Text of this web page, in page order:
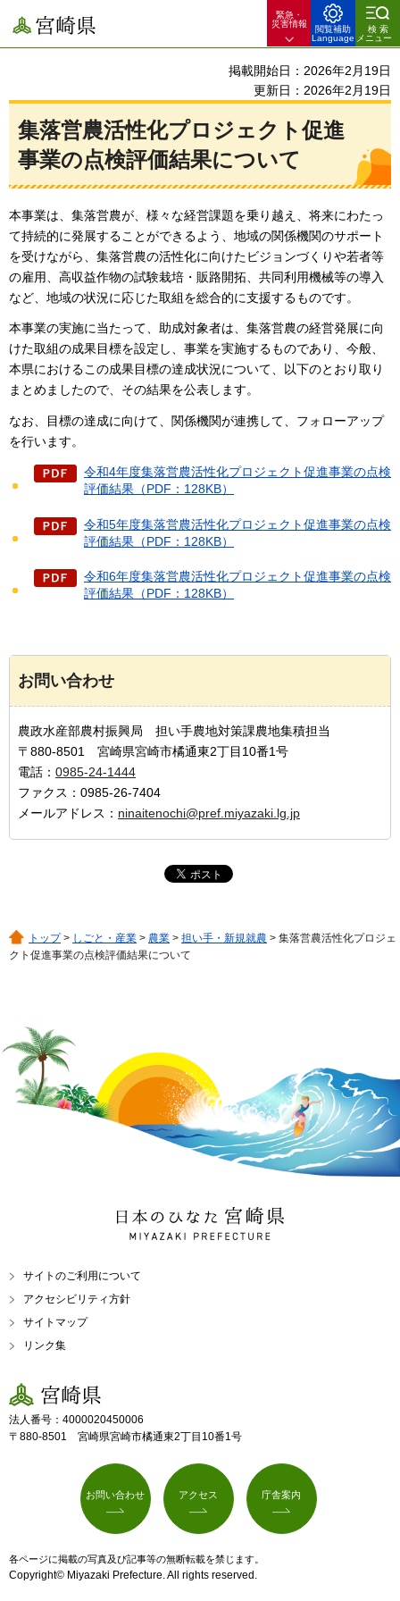
宮崎県
緊急・
災害情報
閲覧補助
Language
検索
メニュー
掲載開始日：2026年2月19日
更新日：2026年2月19日
集落営農活性化プロジェクト促進
事業の点検評価結果について
本事業は、集落営農が、様々な経営課題を乗り越え、将来にわたっ
て持続的に発展することができるよう、地域の関係機関のサポート
を受けながら、集落営農の活性化に向けたビジョンづくりや若者等
の雇用、高収益作物の試験栽培・販路開拓、共同利用機械等の導入
など、地域の状況に応じた取組を総合的に支援するものです。
本事業の実施に当たって、助成対象者は、集落営農の経営発展に向
けた取組の成果目標を設定し、事業を実施するものであり、今般、
本県におけるこの成果目標の達成状況について、以下のとおり取り
まとめましたので、その結果を公表します。
なお、目標の達成に向けて、関係機関が連携して、フォローアップ
を行います。
令和4年度集落営農活性化プロジェクト促進事業の点検
評価結果（PDF：128KB）
令和5年度集落営農活性化プロジェクト促進事業の点検
評価結果（PDF：128KB）
令和6年度集落営農活性化プロジェクト促進事業の点検
評価結果（PDF：128KB）
お問い合わせ
農政水産部農村振興局 担い手農地対策課農地集積担当
〒880-8501 宮崎県宮崎市橘通東2丁目10番1号
電話： 0985-24-1444
ファクス：0985-26-7404
メールアドレス： ninaitenochi@pref.miyazaki.lg.jp
トップ> しごと・産業 > 農業 > 担い手・新規就農 > 集落営農活性化プロジェ
クト促進事業の点検評価結果について
日本のひなた 宮崎県
MIYAZAKI PREFECTURE
サイトのご利用について
アクセシビリティ方針
サイトマップ
リンク集
宮崎県
法人番号：4000020450006
〒880-8501 宮崎県宮崎市橘通東2丁目10番1号
お問い合わせ アクセス 庁舎案内
各ページに掲載の写真及び記事等の無断転載を禁じます。
Copyright© Miyazaki Prefecture. All rights reserved.